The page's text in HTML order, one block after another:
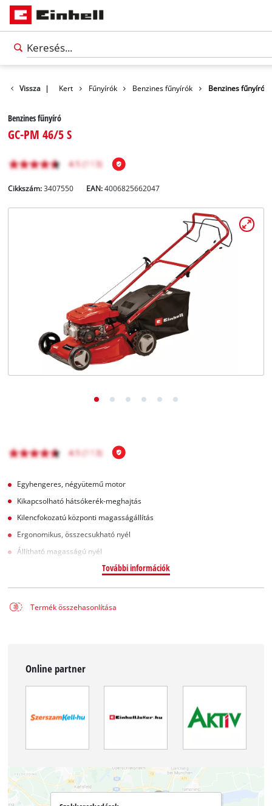
Vissza |
Termékek Kert Fűnyírók Benzines fűnyírók Benzines fűnyíró
Benzines fűnyíró
GC-PM 46/5 S
Cikkszám: 3407550 EAN:4006825662047
Egyhengeres, négyütemű motor
Kikapcsolható hátsókerék-meghajtás
Kilencfokozatú központi magasságállítás
Ergonomikus, összecsukható nyél
Állítható magasságú nyél
További információk
Termék összehasonlítása
Online partner